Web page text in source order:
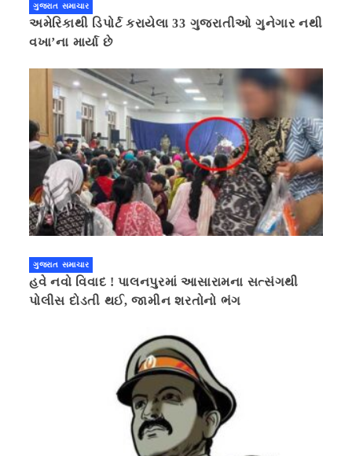
ગુજરાત સમાચાર
અમેરિકાથી ડિપોર્ટ કરાયેલા 33 ગુજરાતીઓ ગુનેગાર નથી
વખા’ના માર્યા છે
ગુજરાત સમાચાર
હવે નવો વિવાદ ! પાલનપુરમાં આસારામના સત્સંગથી
પોલીસ દોડતી થઈ, જામીન શરતોનો ભંગ